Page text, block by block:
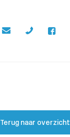
Terug naar overzicht